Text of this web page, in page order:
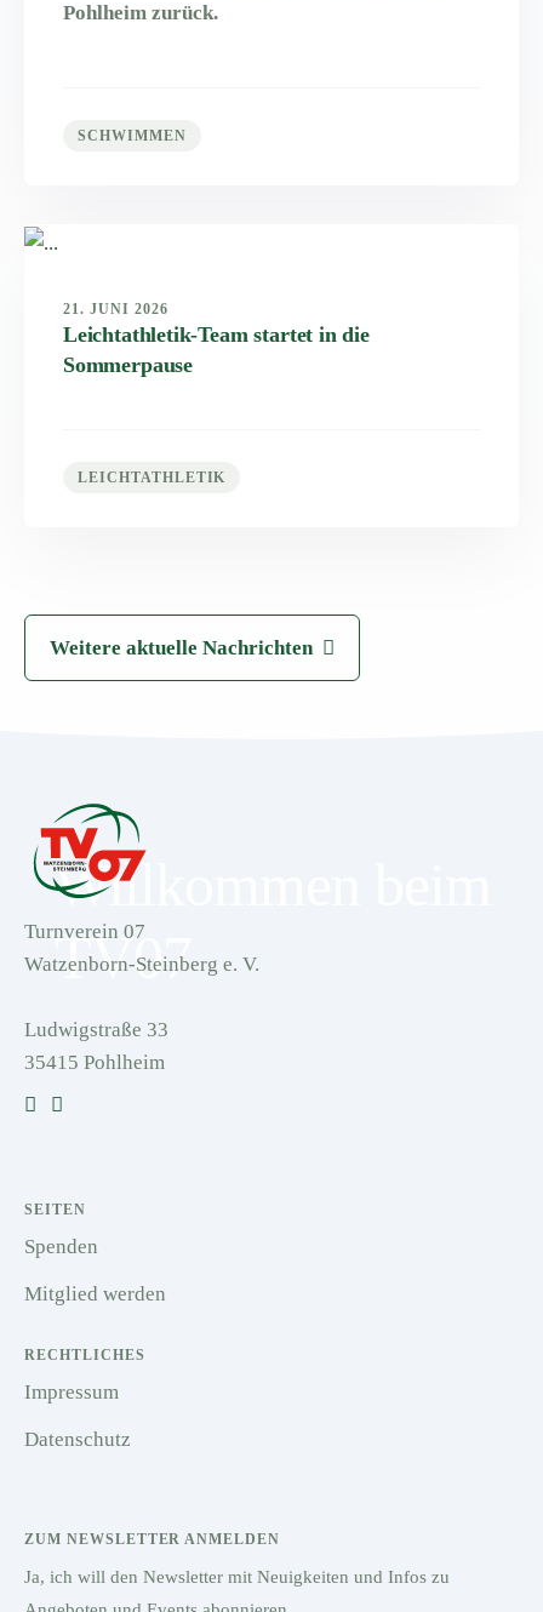
Willkommen beim
TV07
Pohlheim zurück.
SCHWIMMEN
21. JUNI 2026
Leichtathletik-Team startet in die
Sommerpause
LEICHTATHLETIK
Weitere aktuelle Nachrichten
Turnverein 07
Watzenborn-Steinberg e. V.
Ludwigstraße 33
35415 Pohlheim
SEITEN
Spenden
Mitglied werden
RECHTLICHES
Impressum
Datenschutz
ZUM NEWSLETTER ANMELDEN
Ja, ich will den Newsletter mit Neuigkeiten und Infos zu